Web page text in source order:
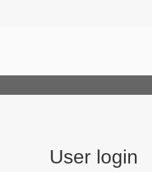
User login